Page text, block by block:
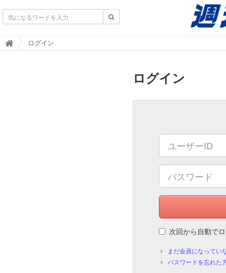
不動産業界専門紙｜週刊住宅タイムズ｜不動産情報
ログイン
ログイン
次回から自動で
まだ会員になってい
パスワードを忘れた